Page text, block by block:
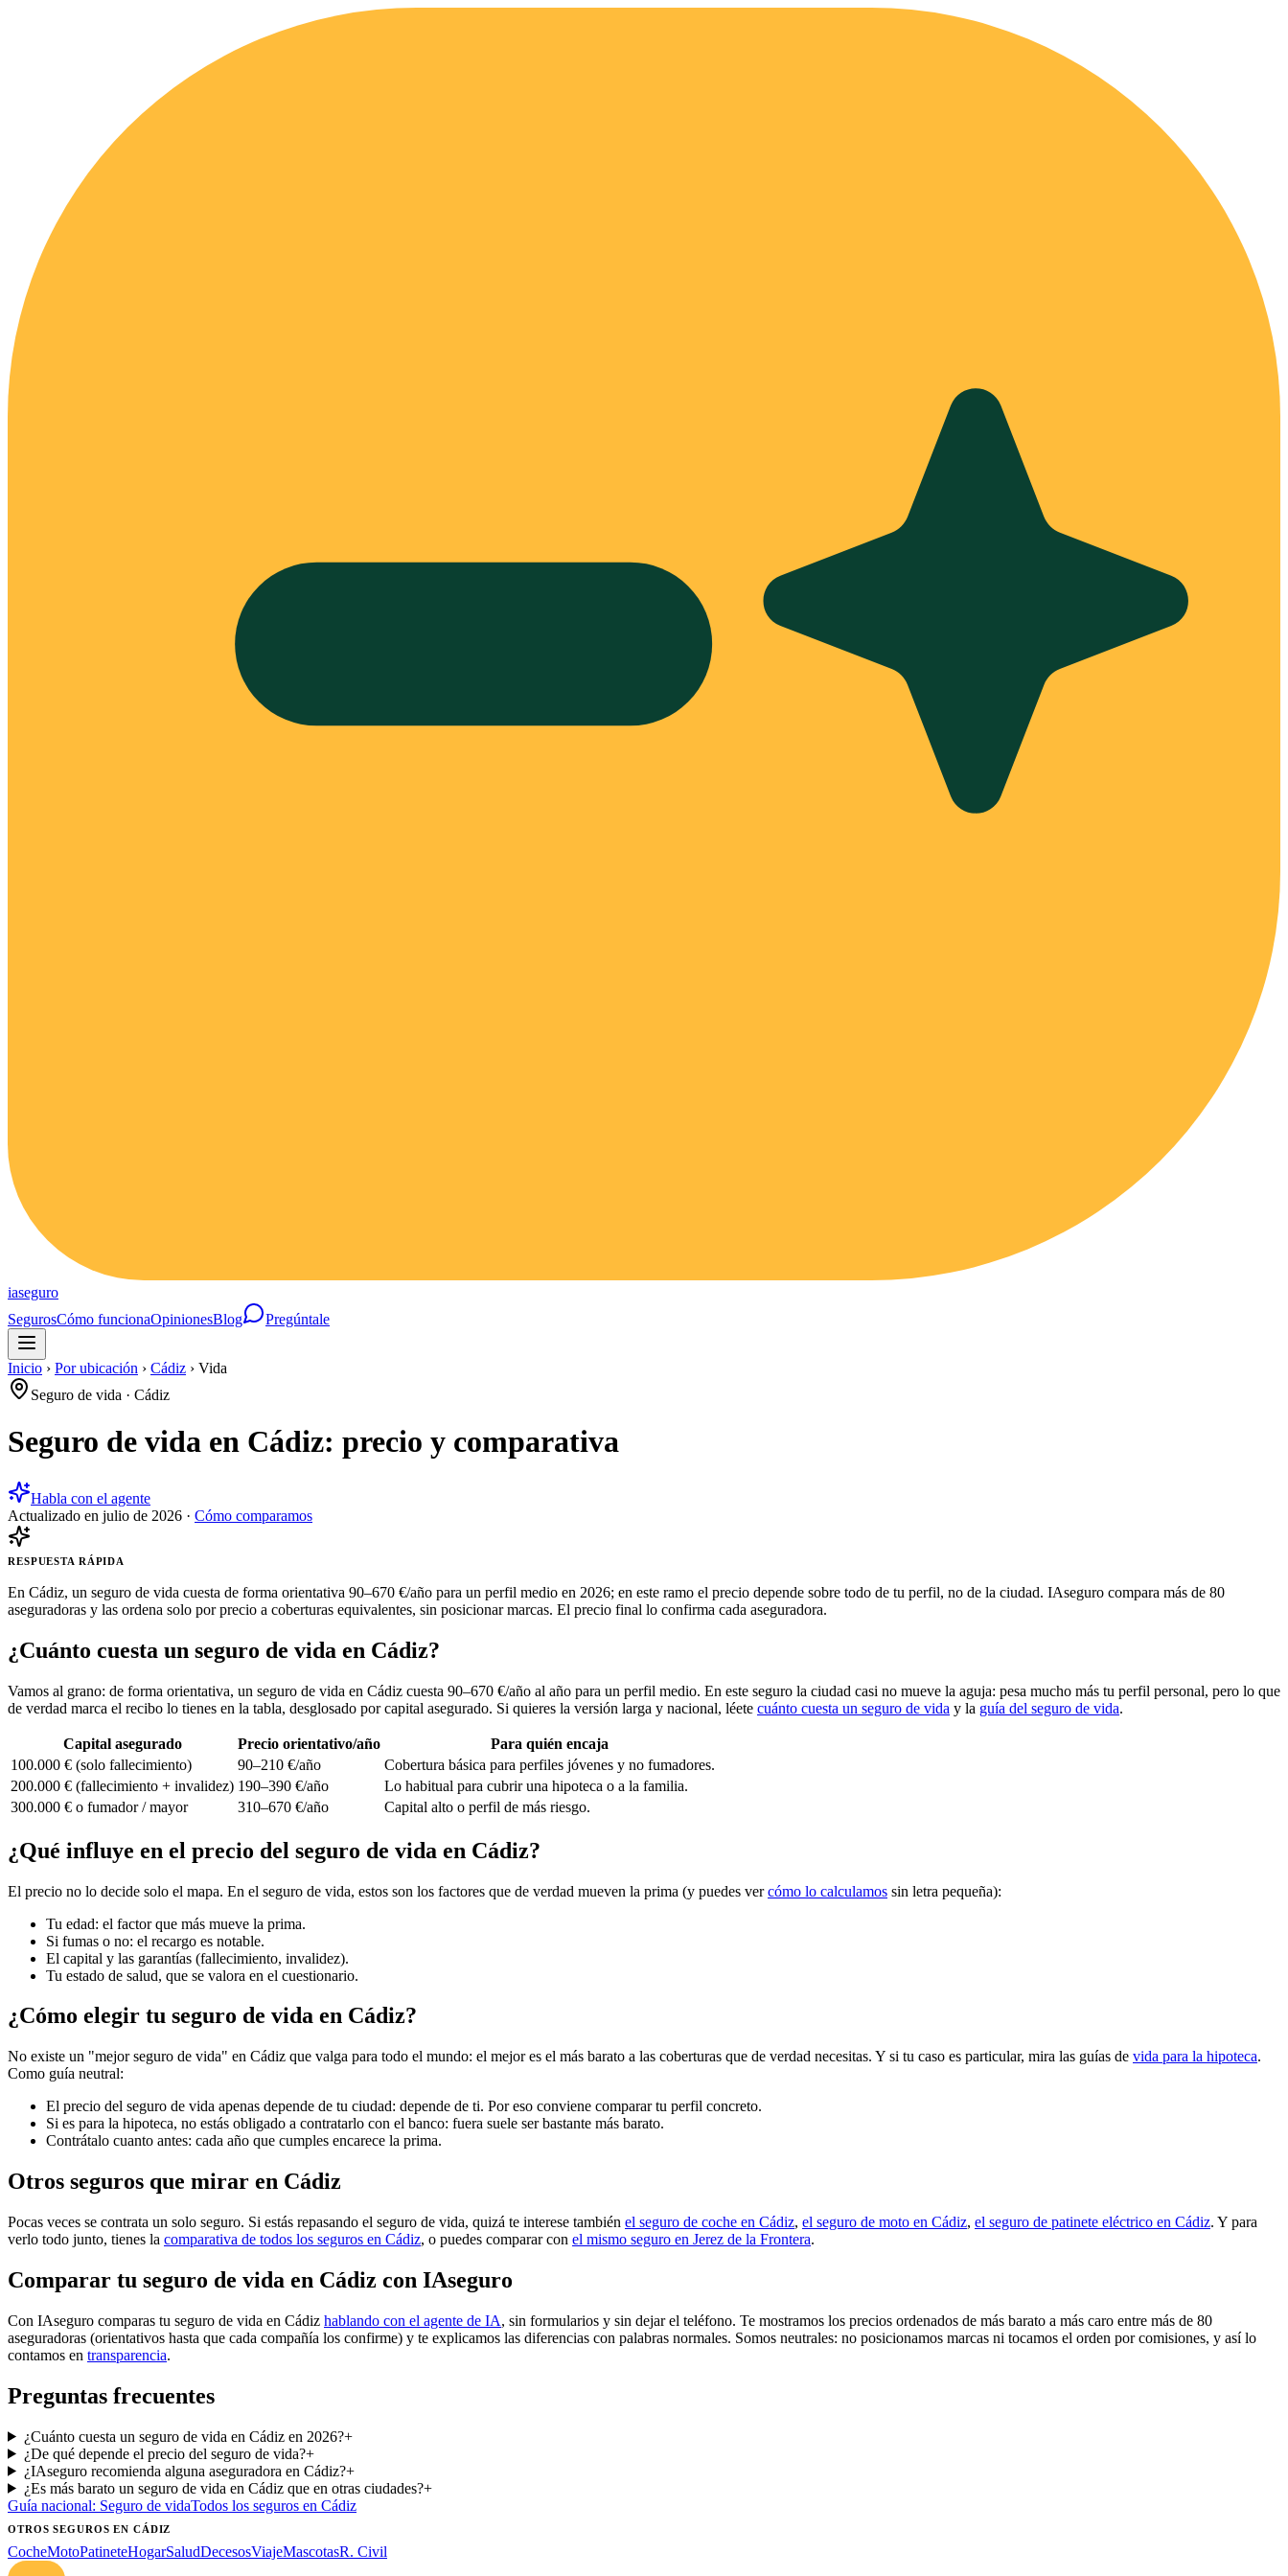
iaseguro
SegurosCómo funcionaOpinionesBlog Pregúntale
Inicio › Por ubicación › Cádiz › Vida
Seguro de vida · Cádiz
Seguro de vida en Cádiz: precio y comparativa
Habla con el agente
Actualizado en julio de 2026 · Cómo comparamos
RESPUESTA RÁPIDA
En Cádiz, un seguro de vida cuesta de forma orientativa 90–670 €/año para un perfil medio en 2026; en este ramo el precio depende sobre todo de tu perfil, no de la ciudad. IAseguro compara más de 80
aseguradoras y las ordena solo por precio a coberturas equivalentes, sin posicionar marcas. El precio final lo confirma cada aseguradora.
¿Cuánto cuesta un seguro de vida en Cádiz?
Vamos al grano: de forma orientativa, un seguro de vida en Cádiz cuesta 90–670 €/año al año para un perfil medio. En este seguro la ciudad casi no mueve la aguja: pesa mucho más tu perfil personal, pero lo que
de verdad marca el recibo lo tienes en la tabla, desglosado por capital asegurado. Si quieres la versión larga y nacional, léete cuánto cuesta un seguro de vida y la guía del seguro de vida.
Capital asegurado Precio orientativo/año
Para quién encaja
100.000 € (solo fallecimiento)
90–210 €/año
Cobertura básica para perfiles jóvenes y no fumadores.
200.000 € (fallecimiento + invalidez) 190–390 €/año
Lo habitual para cubrir una hipoteca o a la familia.
300.000 € o fumador / mayor
310–670 €/año Capital alto o perfil de más riesgo.
¿Qué influye en el precio del seguro de vida en Cádiz?
El precio no lo decide solo el mapa. En el seguro de vida, estos son los factores que de verdad mueven la prima (y puedes vercómo lo calculamos sin letra pequeña):
Tu edad: el factor que más mueve la prima.
Si fumas o no: el recargo es notable.
El capital y las garantías (fallecimiento, invalidez).
Tu estado de salud, que se valora en el cuestionario.
¿Cómo elegir tu seguro de vida en Cádiz?
No existe un "mejor seguro de vida" en Cádiz que valga para todo el mundo: el mejor es el más barato a las coberturas que de verdad necesitas. Y si tu caso es particular, mira las guías de vida para la hipoteca.
Como guía neutral:
El precio del seguro de vida apenas depende de tu ciudad: depende de ti. Por eso conviene comparar tu perfil concreto.
Si es para la hipoteca, no estás obligado a contratarlo con el banco: fuera suele ser bastante más barato.
Contrátalo cuanto antes: cada año que cumples encarece la prima.
Otros seguros que mirar en Cádiz
Pocas veces se contrata un solo seguro. Si estás repasando el seguro de vida, quizá te interese también el seguro de coche en Cádiz, el seguro de moto en Cádiz, el seguro de patinete eléctrico en Cádiz. Y para
verlo todo junto, tienes la comparativa de todos los seguros en Cádiz, o puedes comparar con el mismo seguro en Jerez de la Frontera.
Comparar tu seguro de vida en Cádiz con IAseguro
Con IAseguro comparas tu seguro de vida en Cádiz hablando con el agente de IA, sin formularios y sin dejar el teléfono. Te mostramos los precios ordenados de más barato a más caro entre más de 80
aseguradoras (orientativos hasta que cada compañía los confirme) y te explicamos las diferencias con palabras normales. Somos neutrales: no posicionamos marcas ni tocamos el orden por comisiones, y así lo
contamos en transparencia.
Preguntas frecuentes
¿Cuánto cuesta un seguro de vida en Cádiz en 2026?+
¿De qué depende el precio del seguro de vida?+
¿IAseguro recomienda alguna aseguradora en Cádiz?+
¿Es más barato un seguro de vida en Cádiz que en otras ciudades?+
Guía nacional: Seguro de vidaTodos los seguros en Cádiz
OTROS SEGUROSEN CÁDIZ
CocheMotoPatineteHogarSaludDecesosViajeMascotasR. Civil